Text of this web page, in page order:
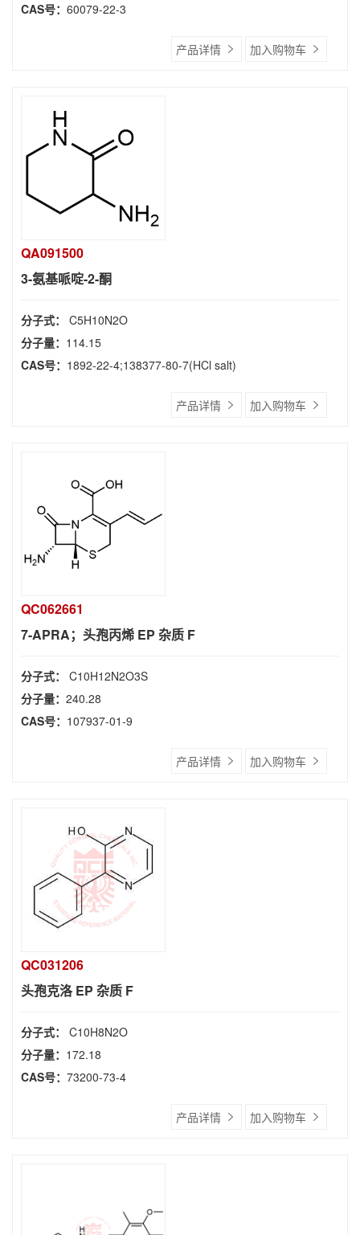
CAS号： 60079-22-3
产品详情 加入购物车
QA091500
3-氨基哌啶-2-酮
分子式： C5H10N2O
分子量： 114.15
CAS号： 1892-22-4;138377-80-7(HCl salt)
产品详情 加入购物车
QC062661
7-APRA；头孢丙烯 EP 杂质 F
分子式： C10H12N2O3S
分子量： 240.28
CAS号： 107937-01-9
产品详情 加入购物车
QC031206
头孢克洛 EP 杂质 F
分子式： C10H8N2O
分子量： 172.18
CAS号： 73200-73-4
产品详情 加入购物车